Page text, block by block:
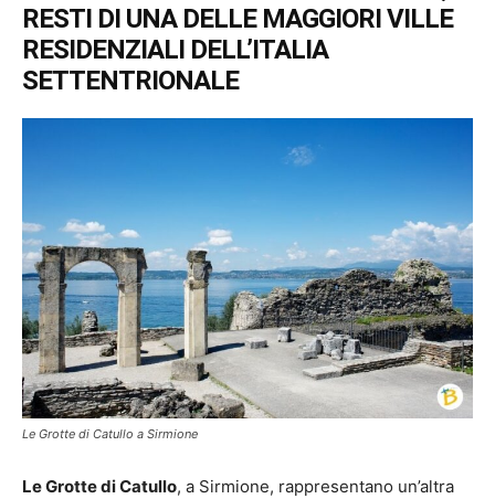
RESTI DI UNA DELLE MAGGIORI VILLE
RESIDENZIALI DELL’ITALIA
SETTENTRIONALE
Le Grotte di Catullo a Sirmione
Le Grotte di Catullo, a Sirmione, rappresentano un’altra